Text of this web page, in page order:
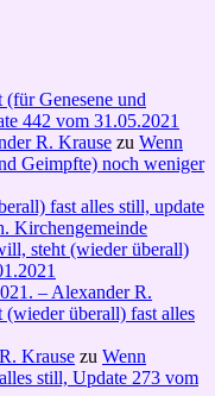
Genesene und
442 vom 31.05.2021
R. Krause zu Wenn
Geimpfte) noch weniger
fast alles still, update
Kirchengemeinde
steht (wieder überall)
– Alexander R.
überall) fast alles
Krause zu Wenn
still, Update 273 vom